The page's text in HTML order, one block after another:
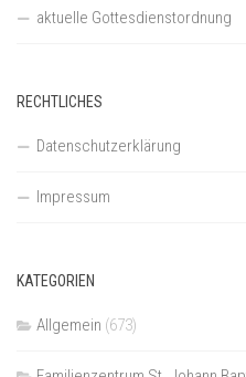
aktuelle Gottesdienstordnung
RECHTLICHES
Datenschutzerklärung
Impressum
KATEGORIEN
Allgemein (673)